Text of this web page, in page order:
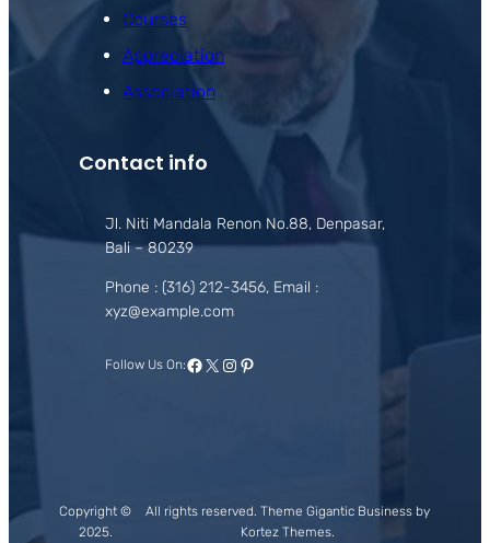
Courses
Appreciation
Association
Contact info
Jl. Niti Mandala Renon No.88, Denpasar,
Bali – 80239
Phone : (316) 212-3456, Email :
xyz@example.com
Follow Us On:Facebook
X Instagram
Pinterest
Copyright ©
2025.
All rights reserved. Theme Gigantic Business by
Kortez Themes.